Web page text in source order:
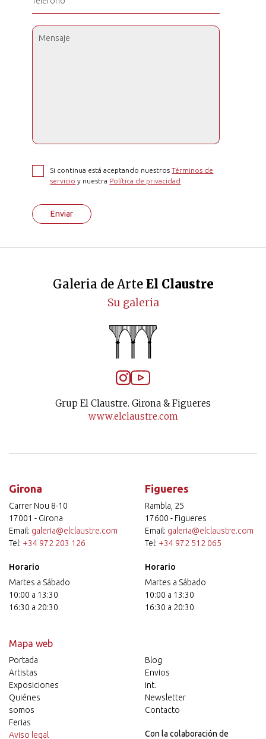
Si continua está aceptando nuestrosTérminos de
servicio y nuestra Política de privacidad
Enviar
Galeria de Arte El Claustre
Su galeria
Grup El Claustre. Girona & Figueres
www.elclaustre.com
Girona
Carrer Nou 8-10
17001 - Girona
Email: galeria@elclaustre.com
Tel: +34 972 203 126
Horario
Martes a Sábado
10:00 a 13:30
16:30 a 20:30
Figueres
Rambla, 25
17600 - Figueres
Email: galeria@elclaustre.com
Tel: +34 972 512 065
Horario
Martes a Sábado
10:00 a 13:30
16:30 a 20:30
Mapa web
Portada
Artistas
Exposiciones
Quiénes
somos
Ferias
Blog
Envios
int.
Newsletter
Contacto
Aviso legal Con la colaboración de